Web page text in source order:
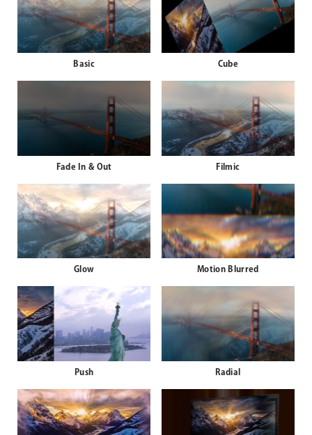
Basic Cube
Fade In & Out Filmic
Glow Motion Blurred
Push Radial